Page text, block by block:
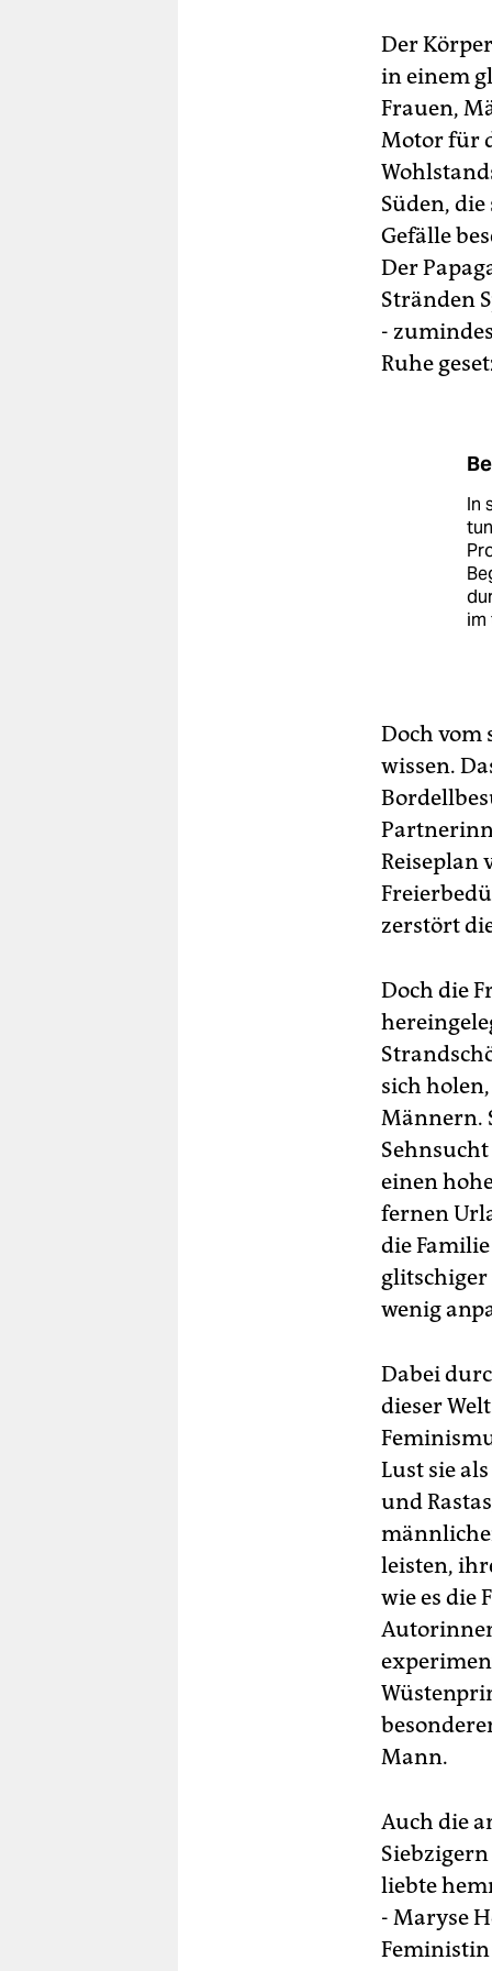
Der
in einem
Frauen,
Motor für
Süden,
Gefälle
Der
Stränden
-
Ruhe
In
im
Doch vom
wissen.
Reiseplan
zerstört
Doch die
sich
Männern.
einen
fernen
die
glitschiger
wenig
Dabei
dieser
Lust sie
und
leisten,
wie es die
Mann.
Auch die
liebte
- Maryse